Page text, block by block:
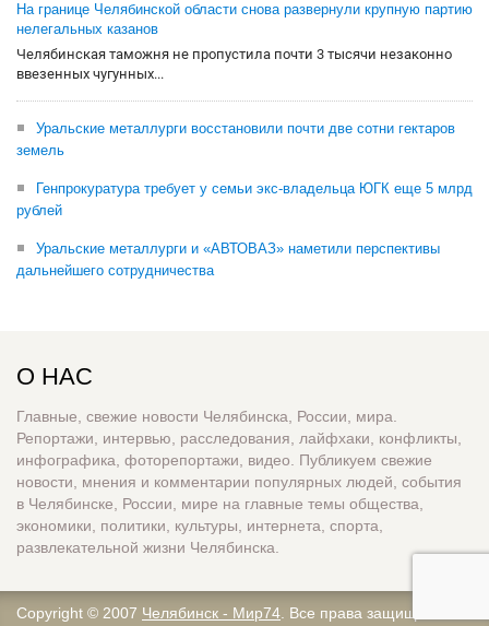
На границе Челябинской области снова развернули крупную партию
нелегальных казанов
Челябинская таможня не пропустила почти 3 тысячи незаконно
ввезенных чугунных...
Уральские металлурги восстановили почти две сотни гектаров
земель
Генпрокуратура требует у семьи экс-владельца ЮГК еще 5 млрд
рублей
Уральские металлурги и «АВТОВАЗ» наметили перспективы
дальнейшего сотрудничества
О НАС
Главные, свежие новости Челябинска, России, мира.
Репортажи, интервью, расследования, лайфхаки, конфликты,
инфографика, фоторепортажи, видео. Публикуем свежие
новости, мнения и комментарии популярных людей, события
в Челябинске, России, мире на главные темы общества,
экономики, политики, культуры, интернета, спорта,
развлекательной жизни Челябинска.
Copyright © 2007 Челябинск - Мир74 . Все права защищены.